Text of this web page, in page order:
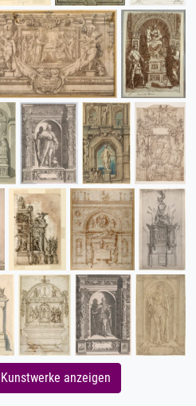
anzeigen